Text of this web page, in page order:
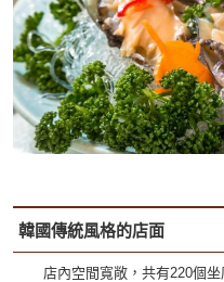
韓國傳統風格的店面
店內空間寬敞，共有220個坐